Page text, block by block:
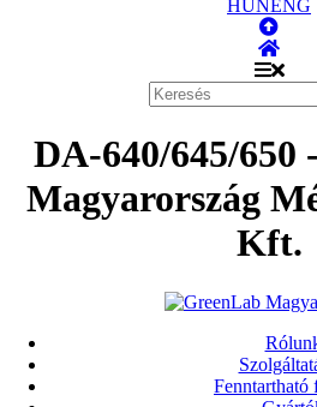
HUNENG
DA-640/645/650
Magyarország
Kft.
Fenntartható